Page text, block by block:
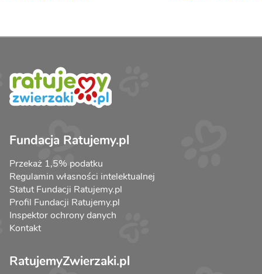
Fundacja Ratujemy.pl
Przekaż 1,5% podatku
Regulamin własności intelektualnej
Statut Fundacji Ratujemy.pl
Profil Fundacji Ratujemy.pl
Inspektor ochrony danych
Kontakt
RatujemyZwierzaki.pl